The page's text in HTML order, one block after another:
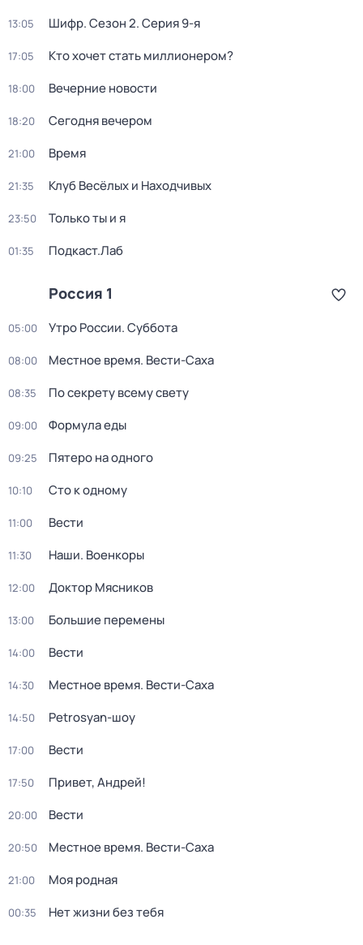
13:05 Шифр. Сезон 2. Серия 9-я
17:05 Кто хочет стать миллионером?
18:00 Вечерние новости
18:20 Сегодня вечером
21:00 Время
21:35 Клуб Весёлых и Находчивых
23:50 Только ты и я
01:35 Подкаст.Лаб
Россия 1
05:00 Утро России. Суббота
08:00 Местное время. Вести-Саха
08:35 По секрету всему свету
09:00 Формула еды
09:25 Пятеро на одного
10:10 Сто к одному
11:00 Вести
11:30 Наши. Военкоры
12:00 Доктор Мясников
13:00 Большие перемены
14:00 Вести
14:30 Местное время. Вести-Саха
14:50 Petrosyan-шоу
17:00 Вести
17:50 Привет, Андрей!
20:00 Вести
20:50 Местное время. Вести-Саха
21:00 Моя родная
00:35 Нет жизни без тебя